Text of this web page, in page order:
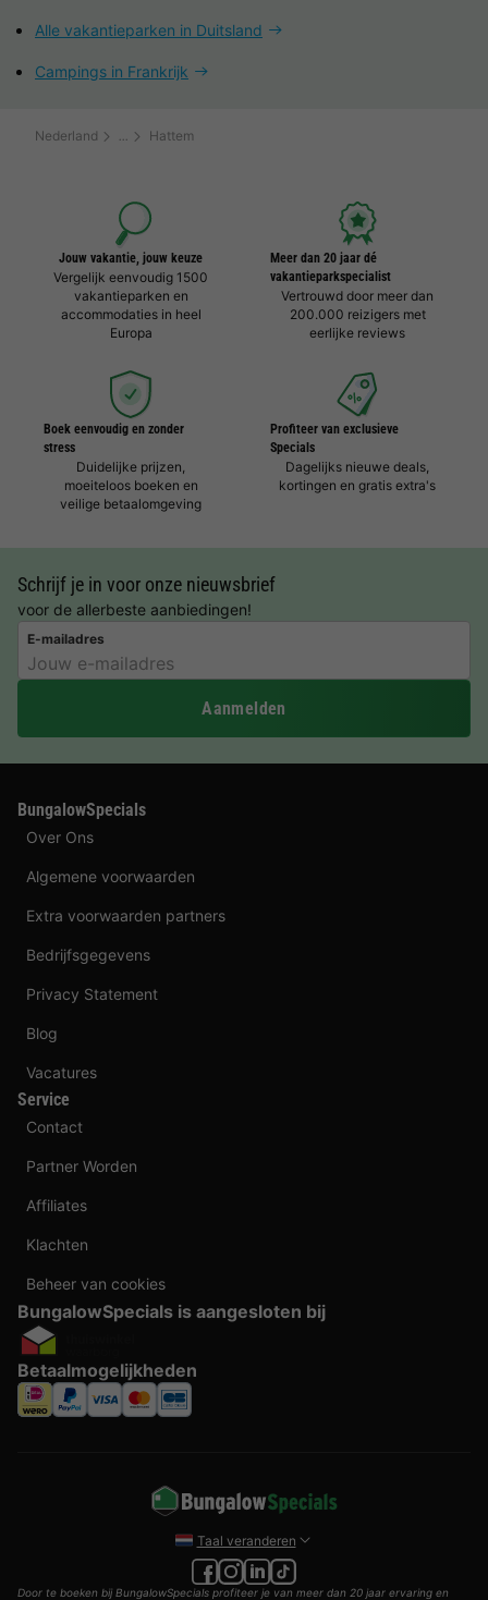
Alle vakantieparken in Duitsland
Campings in Frankrijk
Nederland Hattem
Jouw vakantie, jouw keuze
Vergelijk eenvoudig 1500
vakantieparken en
accommodaties in heel
Europa
Meer dan 20 jaar dé
vakantieparkspecialist
Vertrouwd door meer dan
200.000 reizigers met
eerlijke reviews
Boek eenvoudig en zonder
stress
Duidelijke prijzen,
moeiteloos boeken en
veilige betaalomgeving
Profiteer van exclusieve
Specials
Dagelijks nieuwe deals,
kortingen en gratis extra's
Schrijf je in voor onze nieuwsbrief
voor de allerbeste aanbiedingen!
E-mailadres
Aanmelden
BungalowSpecials
Over Ons
Algemene voorwaarden
Extra voorwaarden partners
Bedrijfsgegevens
Privacy Statement
Blog
Vacatures
Service
Contact
Partner Worden
Affiliates
Klachten
Beheer van cookies
BungalowSpecials is aangesloten bij
Betaalmogelijkheden
Taal veranderen
Door te boeken bij BungalowSpecials profiteer je van meer dan 20 jaar ervaring en